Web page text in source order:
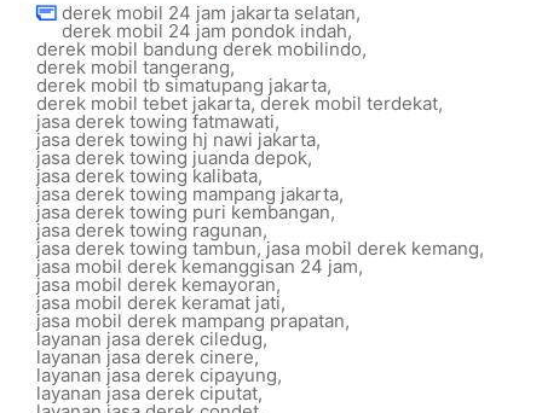
derek mobil 24 jam jakarta selatan,
derek mobil 24 jam pondok indah,
derek mobil bandung derek mobilindo,
derek mobil tangerang,
derek mobil tb simatupang jakarta,
derek mobil tebet jakarta,derek mobil terdekat,
jasa derek towing fatmawati,
jasa derek towing hj nawi jakarta,
jasa derek towing juanda depok,
jasa derek towing kalibata,
jasa derek towing mampang jakarta,
jasa derek towing puri kembangan,
jasa derek towing ragunan,
jasa derek towing tambun,jasa mobil derek kemang,
jasa mobil derek kemanggisan 24 jam,
jasa mobil derek kemayoran,
jasa mobil derek keramat jati,
jasa mobil derek mampang prapatan,
layanan jasa derek ciledug,
layanan jasa derek cinere,
layanan jasa derek cipayung,
layanan jasa derek ciputat,